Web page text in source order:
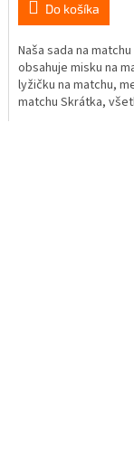
Do košíka
Naša sada na
obsahuje misku na
lyžičku na matchu,
matchu Skrátka,